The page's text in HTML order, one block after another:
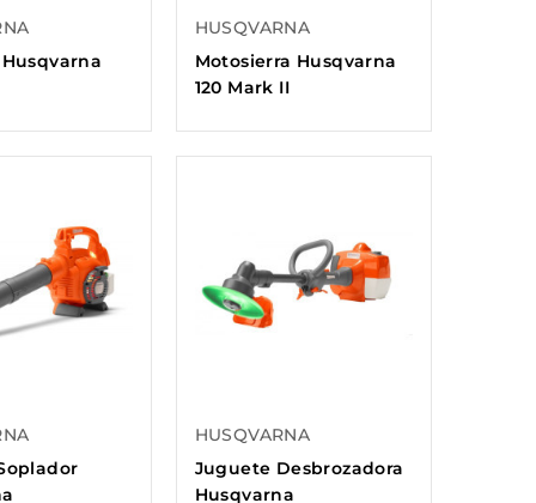
HUSQVARNA
Motosierra Husqvarna
120 Mark II
HUSQVARNA
Juguete Desbrozadora
Husqvarna